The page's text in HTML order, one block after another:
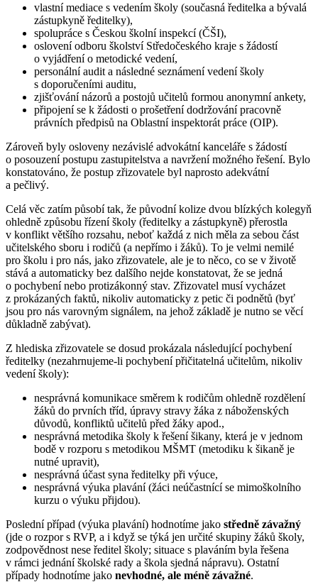
vlastní mediace s vedením školy (současná ředitelka a bývalá
zástupkyně ředitelky),
spolupráce s Českou školní inspekcí (ČŠI),
oslovení odboru školství Středočeského kraje s žádostí
o vyjádření o metodické vedení,
personální audit a následné seznámení vedení školy
s doporučeními auditu,
zjišťování názorů a postojů učitelů formou anonymní ankety,
připojení se k žádosti o prošetření dodržování pracovně
právních předpisů na Oblastní inspektorát práce (OIP).
Zároveň byly osloveny nezávislé advokátní kanceláře s žádostí
o posouzení postupu zastupitelstva a navržení možného řešení. Bylo
konstatováno, že postup zřizovatele byl naprosto adekvátní
a pečlivý.
Celá věc zatím působí tak, že původní kolize dvou blízkých kolegyň
ohledně způsobu řízení školy (ředitelky a zástupkyně) přerostla
v konflikt většího rozsahu, neboť každá z nich měla za sebou část
učitelského sboru i rodičů (a nepřímo i žáků). To je velmi nemilé
pro školu i pro nás, jako zřizovatele, ale je to něco, co se v životě
stává a automaticky bez dalšího nejde konstatovat, že se jedná
o pochybení nebo protizákonný stav. Zřizovatel musí vycházet
z prokázaných faktů, nikoliv automaticky z petic či podnětů (byť
jsou pro nás varovným signálem, na jehož základě je nutno se věcí
důkladně zabývat).
Z hlediska zřizovatele se dosud prokázala následující pochybení
ředitelky (nezahrnujeme-li pochybení přičitatelná učitelům, nikoliv
vedení školy):
nesprávná komunikace směrem k rodičům ohledně rozdělení
žáků do prvních tříd, úpravy stravy žáka z náboženských
důvodů, konfliktů učitelů před žáky apod.,
nesprávná metodika školy k řešení šikany, která je v jednom
bodě v rozporu s metodikou MŠMT (metodiku k šikaně je
nutné upravit),
nesprávná účast syna ředitelky při výuce,
nesprávná výuka plavání (žáci neúčastnící se mimoškolního
kurzu o výuku přijdou).
Poslední případ (výuka plavání) hodnotíme jako středně závažný
(jde o rozpor s RVP, a i když se týká jen určité skupiny žáků školy,
zodpovědnost nese ředitel školy; situace s plaváním byla řešena
v rámci jednání školské rady a škola sjedná nápravu). Ostatní
případy hodnotíme jako nevhodné, ale méně závažné.